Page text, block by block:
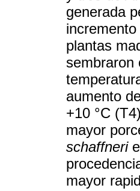
generada
plantas
sembraron
aumento
+10 °C
mayor
schaffneri
mayor